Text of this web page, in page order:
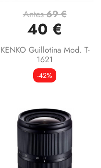
Antes69 €
40 €
KENKO Guillotina Mod. T-
1621
-42%